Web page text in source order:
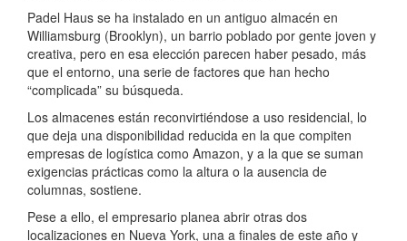
Padel Haus se ha instalado en un antiguo almacén en
Williamsburg (Brooklyn), un barrio poblado por gente joven y
creativa, pero en esa elección parecen haber pesado, más
que el entorno, una serie de factores que han hecho
“complicada” su búsqueda.
Los almacenes están reconvirtiéndose a uso residencial, lo
que deja una disponibilidad reducida en la que compiten
empresas de logística como Amazon, y a la que se suman
exigencias prácticas como la altura o la ausencia de
columnas, sostiene.
Pese a ello, el empresario planea abrir otras dos
localizaciones en Nueva York, una a finales de este año y